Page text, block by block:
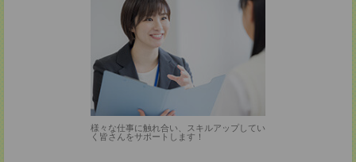
様々な仕事に触れ合い、スキルアップしてい
く皆さんをサポートします！